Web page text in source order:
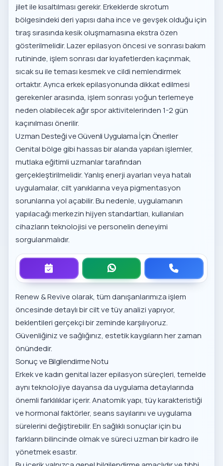
jilet ile kısaltılması gerekir. Erkeklerde skrotum
bölgesindeki deri yapısı daha ince ve gevşek olduğu için
tıraş sırasında kesik oluşmamasına ekstra özen
gösterilmelidir.Lazer epilasyon öncesi ve sonrası bakım
rutininde, işlem sonrası dar kıyafetlerden kaçınmak,
sıcak su ile teması kesmek ve cildi nemlendirmek
ortaktır. Ayrıcaerkek epilasyonunda dikkat edilmesi
gerekenlerarasında, işlem sonrası yoğun terlemeye
neden olabilecek ağır spor aktivitelerinden 1-2 gün
kaçınılması önerilir.
Uzman Desteği ve Güvenli Uygulama İçin Öneriler
Genital bölge gibi hassas bir alanda yapılan işlemler,
mutlaka eğitimli uzmanlar tarafından
gerçekleştirilmelidir. Yanlış enerji ayarları veya hatalı
uygulamalar, cilt yanıklarına veya pigmentasyon
sorunlarına yol açabilir. Bu nedenle, uygulamanın
yapılacağı merkezin hijyen standartları, kullanılan
cihazların teknolojisi ve personelin deneyimi
sorgulanmalıdır.
Renew & Revive olarak, tüm danışanlarımıza işlem
öncesinde detaylı bir cilt ve tüy analizi yapıyor,
beklentileri gerçekçi bir zeminde karşılıyoruz.
Güvenliğiniz ve sağlığınız, estetik kaygıların her zaman
önündedir.
Sonuç ve Bilgilendirme Notu
Erkek ve kadın genital lazer epilasyon süreçleri, temelde
aynı teknolojiye dayansa da uygulama detaylarında
önemli farklılıklar içerir. Anatomik yapı, tüy karakteristiği
ve hormonal faktörler, seans sayılarını ve uygulama
sürelerini değiştirebilir. En sağlıklı sonuçlar için bu
farkların bilincinde olmak ve süreci uzman bir kadro ile
yönetmek esastır.